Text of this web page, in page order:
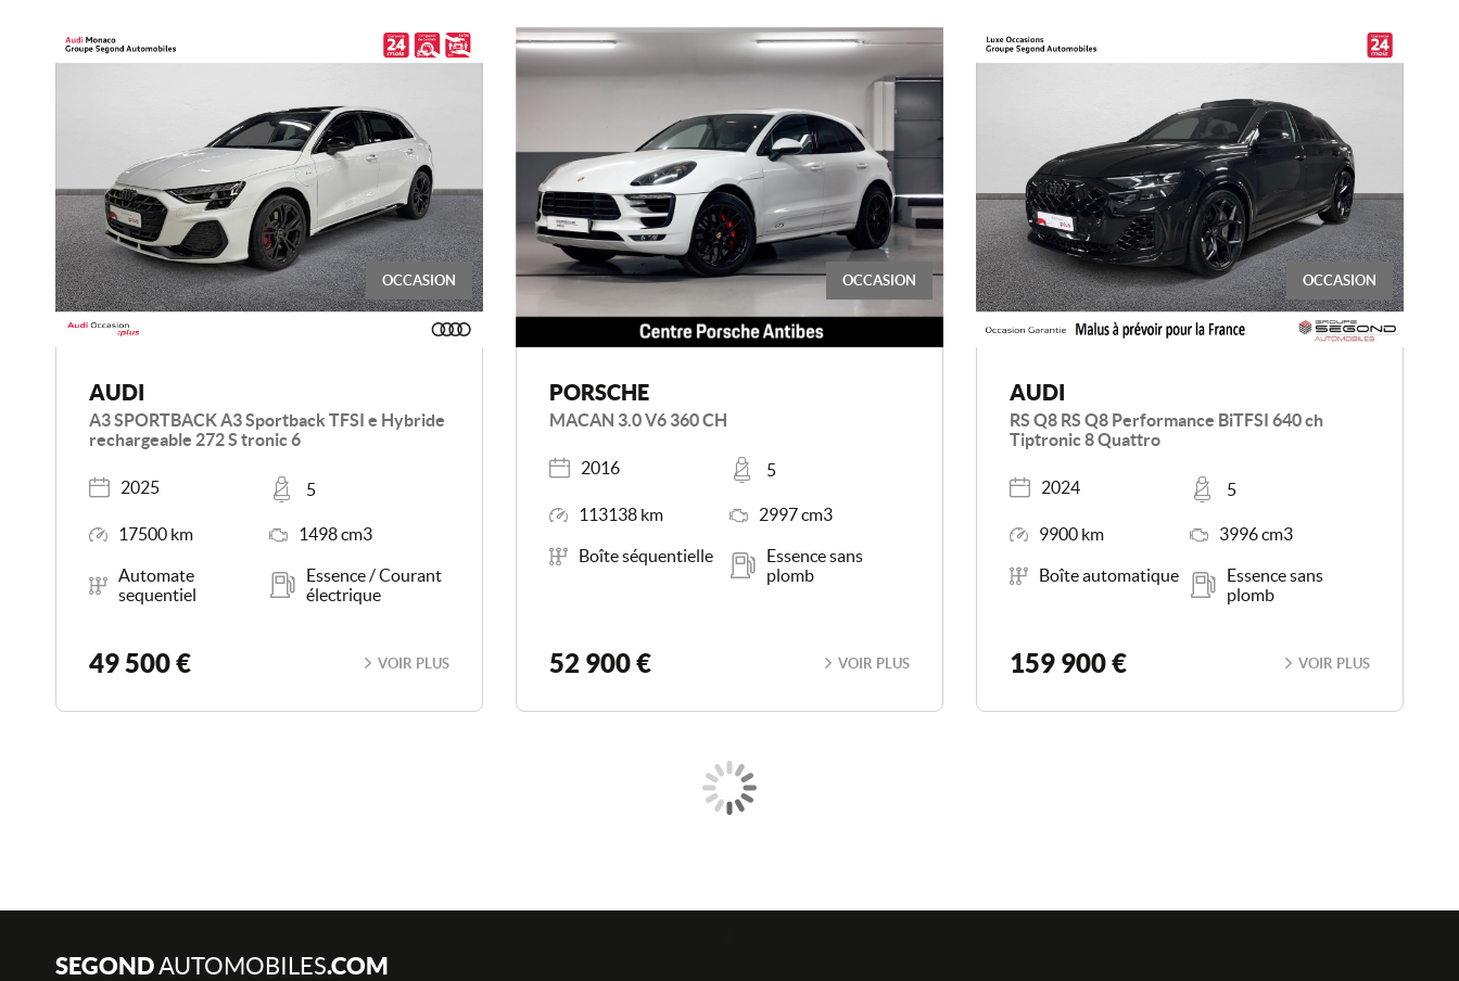
OCCASION
AUDI
A3 SPORTBACK A3 Sportback TFSI e Hybride
rechargeable 272 S tronic 6
Année
2025
Places
5
Kilométrage
17500 km
Moteur
1498 cm3
Boîte de vitesse
Automate
sequentiel
Carburant
Essence / Courant
électrique
49 500 € VOIR PLUS
OCCASION
PORSCHE
MACAN 3.0 V6 360 CH
Année
2016
Places
5
Kilométrage
113138 km
Moteur
2997 cm3
Boîte de vitesse
Boîte séquentielle
Carburant
Essence sans
plomb
52 900 € VOIR PLUS
OCCASION
AUDI
RS Q8 RS Q8 Performance BiTFSI 640 ch
Tiptronic 8 Quattro
Année
2024
Places
5
Kilométrage
9900 km
Moteur
3996 cm3
Boîte de vitesse
Boîte automatique
Carburant
Essence sans
plomb
159 900 € VOIR PLUS
SEGONDAUTOMOBILES.COM